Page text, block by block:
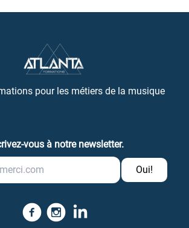
pour les métiers de la musique
vous à notre newsletter.
Oui!